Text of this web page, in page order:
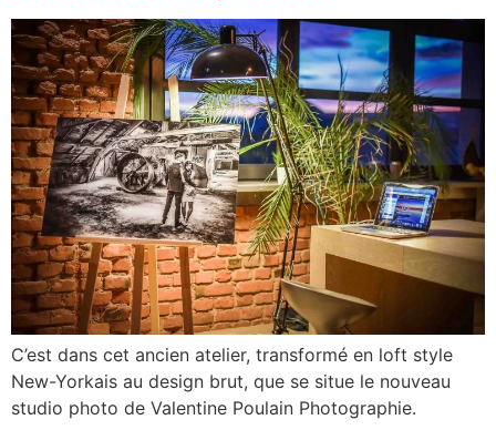
C’est dans cet ancien atelier, transformé en loft style
New-Yorkais au design brut, que se situe le nouveau
studio photo de Valentine Poulain Photographie.